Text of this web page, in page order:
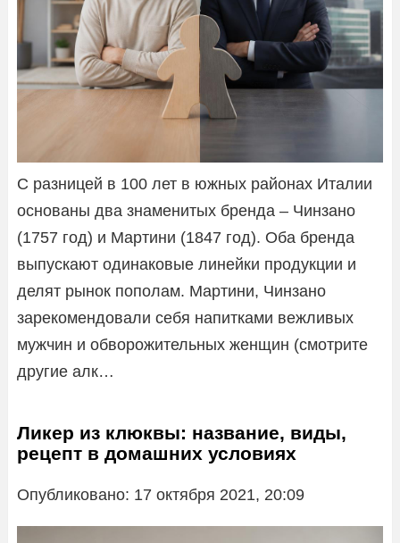
С разницей в 100 лет в южных районах Италии
основаны два знаменитых бренда – Чинзано
(1757 год) и Мартини (1847 год). Оба бренда
выпускают одинаковые линейки продукции и
делят рынок пополам. Мартини, Чинзано
зарекомендовали себя напитками вежливых
мужчин и обворожительных женщин (смотрите
другие алк…
Ликер из клюквы: название, виды,
рецепт в домашних условиях
Опубликовано: 17 октября 2021, 20:09